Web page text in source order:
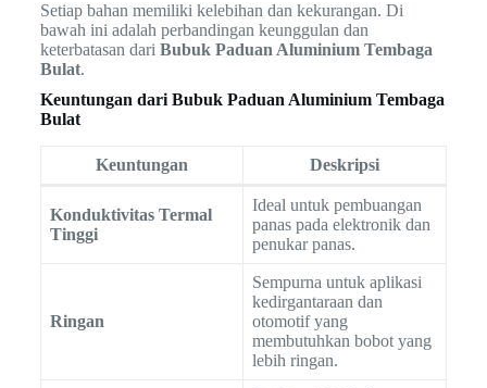
Setiap bahan memiliki kelebihan dan kekurangan. Di
bawah ini adalah perbandingan keunggulan dan
keterbatasan dari Bubuk Paduan Aluminium Tembaga
Bulat.
Keuntungan dari Bubuk Paduan Aluminium Tembaga
Bulat
Keuntungan Deskripsi
Konduktivitas Termal
Tinggi
Ideal untuk pembuangan
panas pada elektronik dan
penukar panas.
Ringan
Sempurna untuk aplikasi
kedirgantaraan dan
otomotif yang
membutuhkan bobot yang
lebih ringan.